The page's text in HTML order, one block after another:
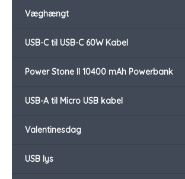
Væghængt
USB-C til USB-C 60W Kabel
Power Stone II 10400 mAh Powerbank
USB-A til Micro USB kabel
Valentinesdag
USB lys